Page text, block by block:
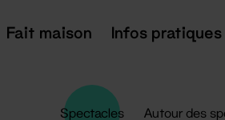
Fait maison Infos pratiques
Spectacles Autour des